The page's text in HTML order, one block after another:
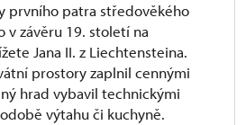
prvního patra středověkého
v závěru 19. století na
Jana II. z Liechtensteina.
prostory zaplnil cennými
hrad vybavil technickými
výtahu či kuchyně.